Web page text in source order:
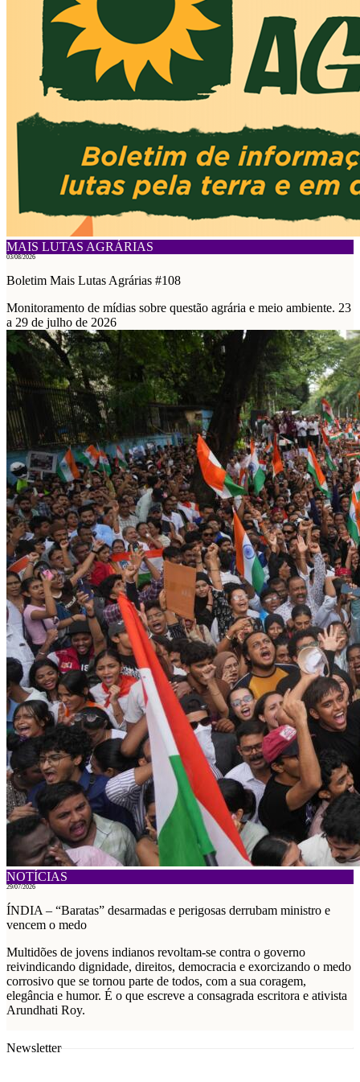
MAIS LUTAS AGRÁRIAS
03/08/2026
Boletim Mais Lutas Agrárias #108
Monitoramento de mídias sobre questão agrária e meio ambiente. 23
a 29 de julho de 2026
NOTÍCIAS
29/07/2026
ÍNDIA – “Baratas” desarmadas e perigosas derrubam ministro e
vencem o medo
Multidões de jovens indianos revoltam-se contra o governo
reivindicando dignidade, direitos, democracia e exorcizando o medo
corrosivo que se tornou parte de todos, com a sua coragem,
elegância e humor. É o que escreve a consagrada escritora e ativista
Arundhati Roy.
Newsletter